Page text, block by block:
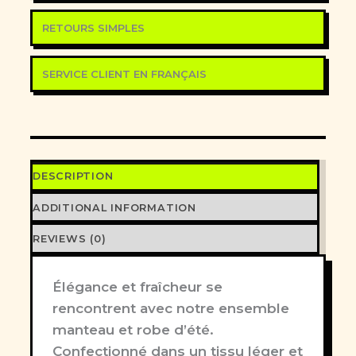
RETOURS SIMPLES
SERVICE CLIENT EN FRANÇAIS
DESCRIPTION
ADDITIONAL INFORMATION
REVIEWS (0)
Élégance et fraîcheur se
rencontrent avec notre ensemble
manteau et robe d’été.
Confectionné dans un tissu léger et